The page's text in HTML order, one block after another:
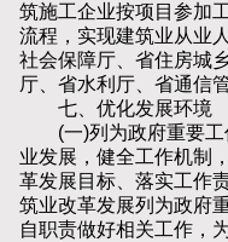
筑施工企业按项目参加
流程，实现建筑业从业
社会保障厅、省住房城
厅、省水利厅、省通信
七、优化发展环境
(一)列为政府重要工
业发展，健全工作机制
革发展目标、落实工作
筑业改革发展列为政府
自职责做好相关工作，